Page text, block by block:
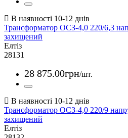
Трансформатор ОСЗ-4,0 220/6,3
захищений
Елтіз
28131
28 875.00грн/шт.
Трансформатор ОСЗ-4,0 220/9
захищений
Елтіз